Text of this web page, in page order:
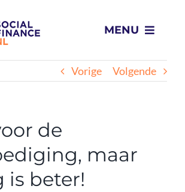
MENU
Vorige Volgende
de
maar
is beter!